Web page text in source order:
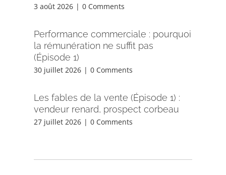
3 août 2026 | 0 Comments
Performance commerciale : pourquoi
la rémunération ne suffit pas
(Épisode 1)
30 juillet 2026 | 0 Comments
Les fables de la vente (Épisode 1) :
vendeur renard, prospect corbeau
27 juillet 2026 | 0 Comments